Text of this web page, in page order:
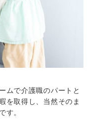
ムで介護職のパートと
を取得し、当然そのま
す。